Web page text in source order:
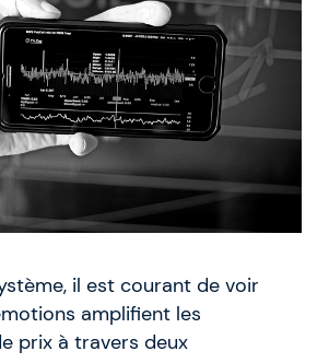
il est courant de voir
amplifient les
prix à travers deux